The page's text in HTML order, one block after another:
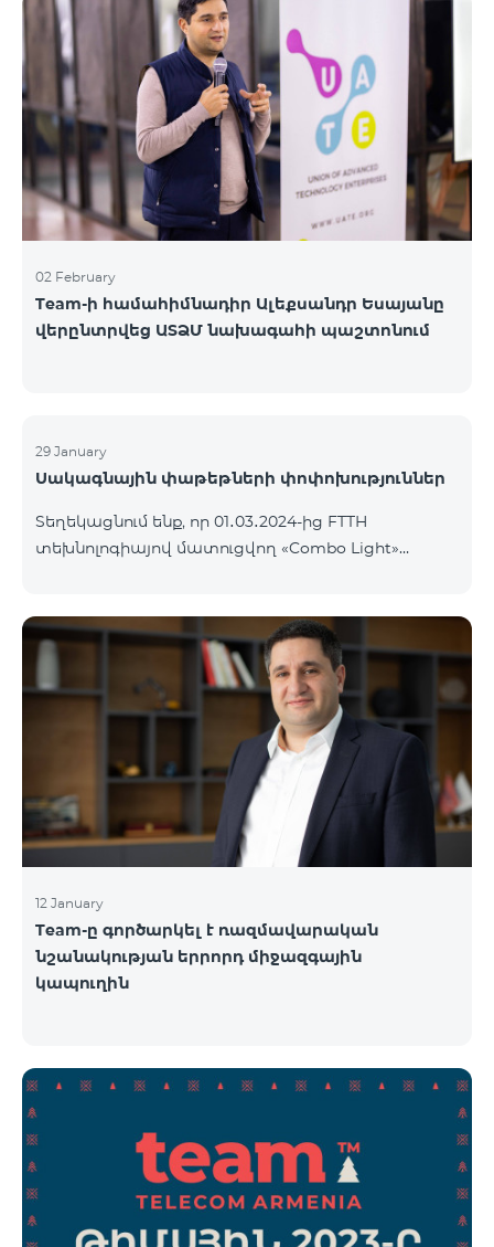
ցանց», «Բիզնես-ակտիվ», «Էքսկլյուզիվ Բիզնես»,
«Լավագույն գործընկեր»
02 February
Team-ի համահիմնադիր Ալեքսանդր Եսայանը
վերընտրվեց ԱՏՁՄ նախագահի պաշտոնում
29 January
Սակագնային փաթեթների փոփոխություններ
Տեղեկացնում ենք, որ 01․03․2024-ից FTTH
տեխնոլոգիայով մատուցվող «Combo Light»
Մարզային 6900» սակագնային փաթեթով։ Այլ
սակագնային փաթեթի անցում կատարելու
համար կարող եք մոտենալ վաճառքի և
սպասարկման գրասենյակներ:
12 January
Team-ը գործարկել է ռազմավարական
նշանակության երրորդ միջազգային
կապուղին